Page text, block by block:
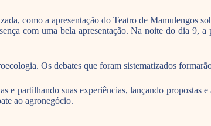
como a apresentação do Teatro de Mamulengos
com uma bela apresentação. Na noite do dia 9,
Os debates que foram sistematizados
e partilhando suas experiências, lançando
ao agronegócio.